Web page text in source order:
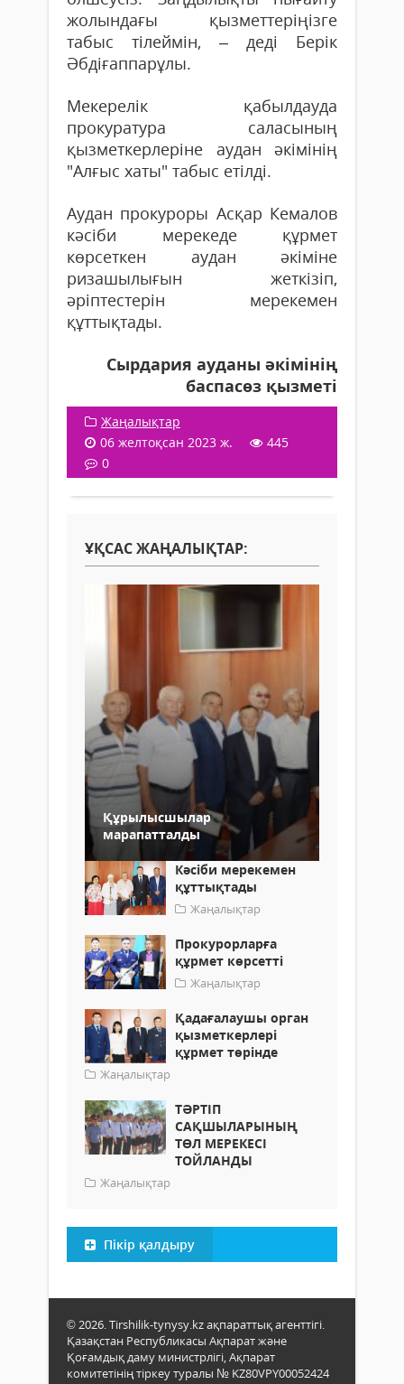
жолындағы қызметтеріңізге
табыс тілеймін, – деді Берік
Әбдіғаппарұлы.
Мекерелік қабылдауда
прокуратура саласының
қызметкерлеріне аудан әкімінің
"Алғыс хаты" табыс етілді.
Аудан прокуроры Асқар Кемалов
кәсіби мерекеде құрмет
көрсеткен аудан әкіміне
ризашылығын жеткізіп,
әріптестерін мерекемен
құттықтады.
Сырдария ауданы әкімінің
баспасөз қызметі
Жаңалықтар
06 желтоқсан 2023 ж.
445
0
ҰҚСАС ЖАҢАЛЫҚТАР:
Құрылысшылар
марапатталды
Кәсіби мерекемен
құттықтады
Жаңалықтар
Прокурорларға
құрмет көрсетті
Жаңалықтар
Қадағалаушы орган
қызметкерлері
құрмет төрінде
Жаңалықтар
ТӘРТІП
САҚШЫЛАРЫНЫҢ
ТӨЛ МЕРЕКЕСІ
ТОЙЛАНДЫ
Жаңалықтар
Пікір қалдыру
© 2026. Tirshilik-tynysy.kz ақпараттық агенттігі.
Қазақстан Республикасы Ақпарат және
Қоғамдық даму министрлігі, Ақпарат
комитетінің тіркеу туралы № KZ80VPY00052424